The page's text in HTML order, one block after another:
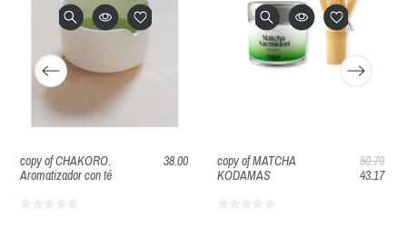
copy of CHAKORO.
Aromatizador con té
38.00
copy of MATCHA
KODAMAS
50.79
43.17